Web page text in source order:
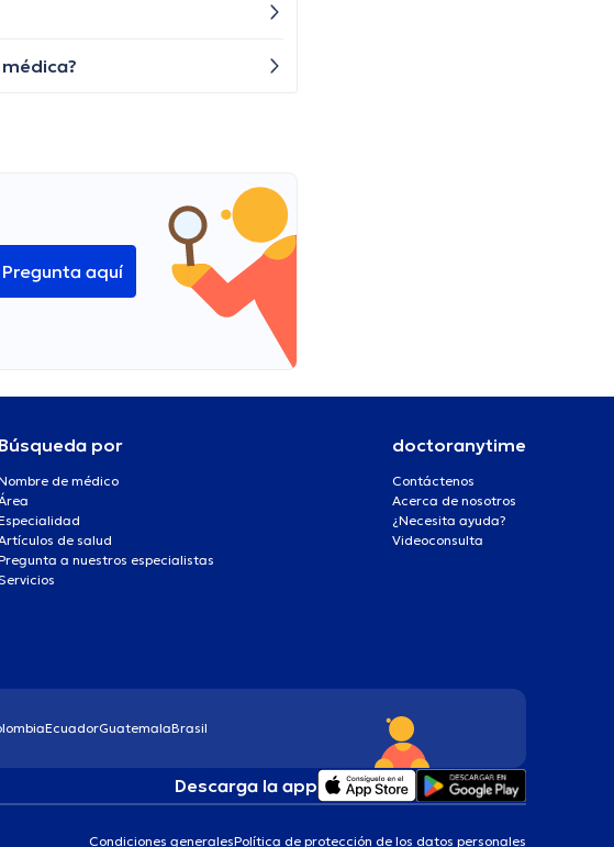
Pregunta aquí
Búsqueda por
de médico
de salud
a nuestros especialistas
Servicios
doctoranytime
Contáctenos
Acerca de nosotros
¿Necesita ayuda?
Videoconsulta
EcuadorGuatemalaBrasil
Descarga la app
Condiciones generalesPolítica de protección de los datos personales